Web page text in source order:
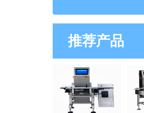
推荐产品